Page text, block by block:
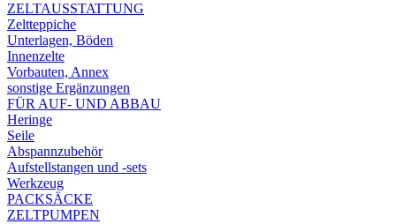
ZELTAUSSTATTUNG
Zeltteppiche
Unterlagen, Böden
Innenzelte
Vorbauten, Annex
sonstige Ergänzungen
FÜR AUF- UND ABBAU
Heringe
Seile
Abspannzubehör
Aufstellstangen und -sets
Werkzeug
PACKSÄCKE
ZELTPUMPEN